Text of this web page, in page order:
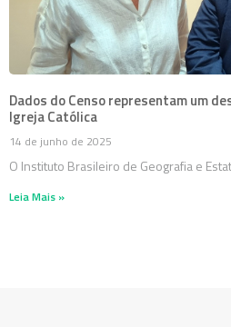
Dados do Censo representam um
Igreja Católica
14 de junho de 2025
O Instituto Brasileiro de Geografia e
Leia Mais »